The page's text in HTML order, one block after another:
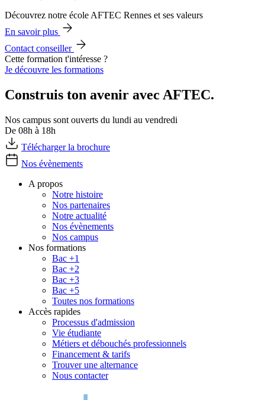
Découvrez notre école AFTEC Rennes et ses valeurs
En savoir plus
Contact conseiller
Cette formation t'intéresse ?
Je découvre les formations
Construis ton avenir avec AFTEC.
Nos campus sont ouverts du lundi au vendredi
De 08h à 18h
Télécharger la brochure
Nos évènements
A propos
Notre histoire
Nos partenaires
Notre actualité
Nos évènements
Nos campus
Nos formations
Bac +1
Bac +2
Bac +3
Bac +5
Toutes nos formations
Accès rapides
Processus d'admission
Vie étudiante
Métiers et débouchés professionnels
Financement & tarifs
Trouver une alternance
Nous contacter